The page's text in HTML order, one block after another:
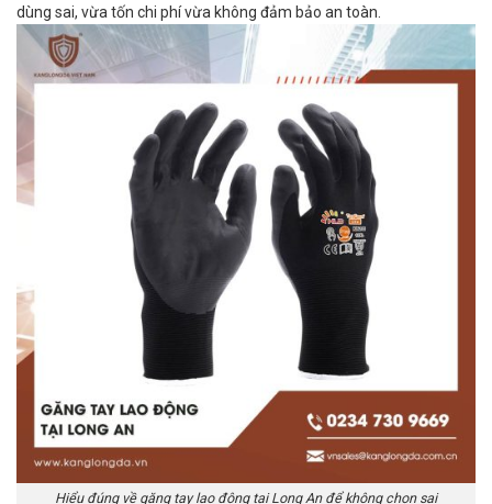
dùng sai, vừa tốn chi phí vừa không đảm bảo an toàn.
Hiểu đúng về găng tay lao động tại Long An để không chọn sai